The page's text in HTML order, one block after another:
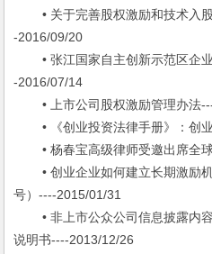
• 关于完善股权激励和技术入股
-2016/09/20
• 张江国家自主创新示范区企业
-2016/07/14
• 上市公司股权激励管理办法
• 《创业投资法律手册》：创
• 杨春宝高级律师受邀出席全球
• 创业企业如何建立长期激励机
号）----2015/01/31
• 非上市公众公司信息披露内容
说明书----2013/12/26